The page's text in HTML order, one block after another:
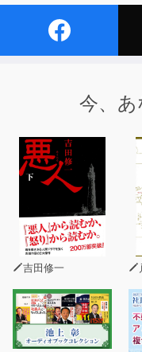
今、
吉田修一